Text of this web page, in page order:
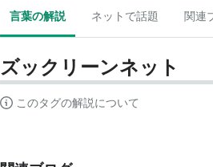
言葉の解説 ネットで話題 関連
ズックリーンネット
このタグの解説について